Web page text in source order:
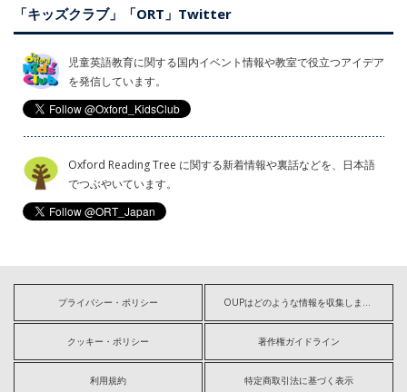
「キッズクラブ」「ORT」Twitter
児童英語教育に関する国内イベント情報や教室で役立つアイデア
を発信しています。
Oxford Reading Tree に関する新着情報や裏話などを、日本語
でつぶやいています。
プライバシー・ポリシー OUPはどのような情報を収集しますか?
クッキー・ポリシー 著作権ガイドライン
利用規約 特定商取引法に基づく表示